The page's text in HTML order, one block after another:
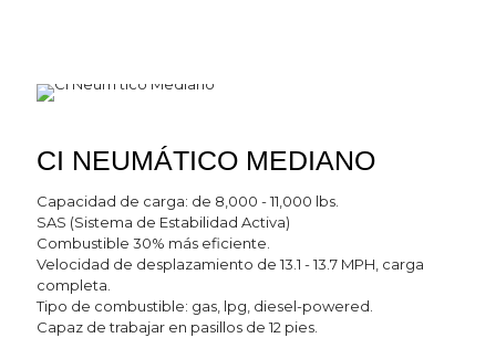
CI NEUMÁTICO MEDIANO
Capacidad de carga: de 8,000 - 11,000 lbs.
SAS (Sistema de Estabilidad Activa)
Combustible 30% más eficiente.
Velocidad de desplazamiento de 13.1 - 13.7 MPH, carga
completa.
Tipo de combustible: gas, lpg, diesel-powered.
Capaz de trabajar en pasillos de 12 pies.